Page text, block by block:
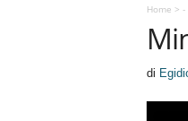
Home > -
di